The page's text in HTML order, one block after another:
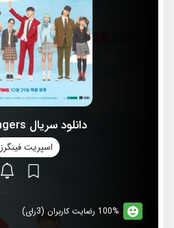
دانلود سریال Spirit Fingers
اسپریت فینگرز
100% رضایت کاربران (3رای)